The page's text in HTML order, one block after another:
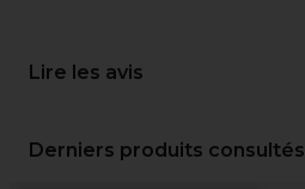
Lire les avis
Derniers produits consultés